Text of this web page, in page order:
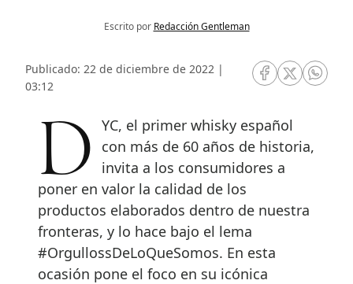
Escrito por Redacción Gentleman
Publicado: 22 de diciembre de 2022 |
03:12
RRSS Facebook
RRSSRRSS
DYC, el primer whisky español
con más de 60 años de historia,
invita a los consumidores a
poner en valor la calidad de los
productos elaborados dentro de nuestra
fronteras, y lo hace bajo el lema
#OrgullossDeLoQueSomos. En esta
ocasión pone el foco en su icónica